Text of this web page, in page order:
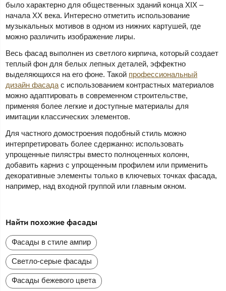
было характерно для общественных зданий конца XIX –
начала XX века. Интересно отметить использование
музыкальных мотивов в одном из нижних картушей, где
можно различить изображение лиры.
Весь фасад выполнен из светлого кирпича, который создает
теплый фон для белых лепных деталей, эффектно
выделяющихся на его фоне. Такой профессиональный
дизайн фасада с использованием контрастных материалов
можно адаптировать в современном строительстве,
применяя более легкие и доступные материалы для
имитации классических элементов.
Для частного домостроения подобный стиль можно
интерпретировать более сдержанно: использовать
упрощенные пилястры вместо полноценных колонн,
добавить карниз с упрощенным профилем или применить
декоративные элементы только в ключевых точках фасада,
например, над входной группой или главным окном.
Найти похожие фасады
Фасады в стиле ампир
Светло-серые фасады
Фасады бежевого цвета